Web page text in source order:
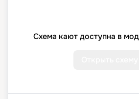
Схема кают доступна в